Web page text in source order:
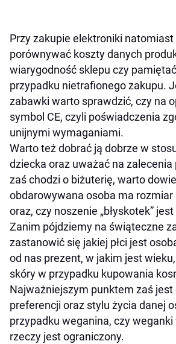
Przy zakupie elektroniki natomiast
porównywać koszty danych
wiarygodność sklepu czy
przypadku nietrafionego zakupu.
zabawki warto sprawdzić, czy na
symbol CE, czyli poświadczenia
unijnymi wymaganiami.
Warto też dobrać ją dobrze w
dziecka oraz uważać na
zaś chodzi o biżuterię, warto
obdarowywana osoba ma rozmiar
oraz, czy noszenie „błyskotek”
Zanim pójdziemy na świąteczne
zastanowić się jakiej płci jest
od nas prezent, w jakim jest
skóry w przypadku kupowania
Najważniejszym punktem zaś jest
preferencji oraz stylu życia danej
przypadku weganina, czy
rzeczy jest ograniczony.